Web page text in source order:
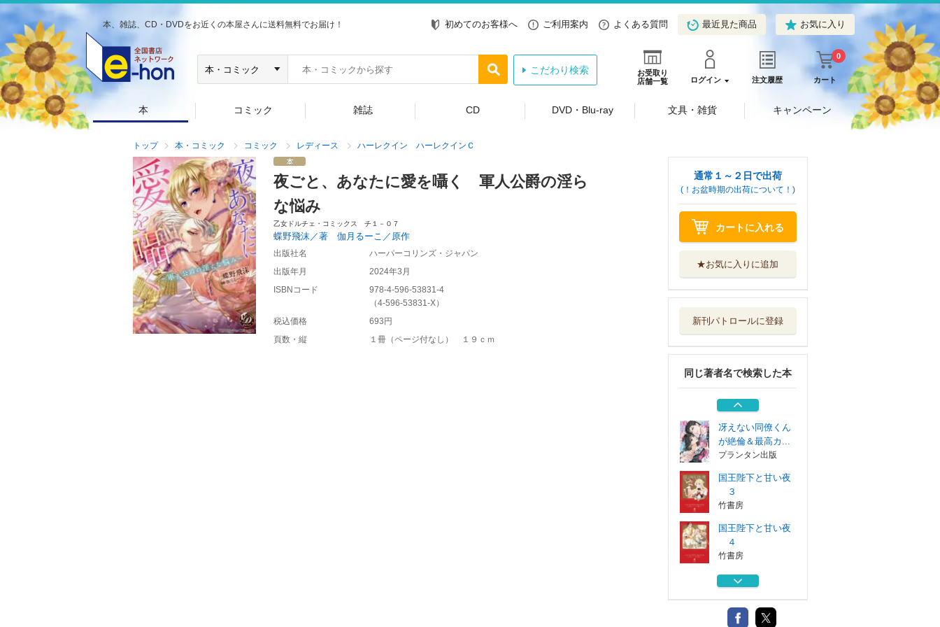
本、雑誌、CD・DVDをお近くの本屋さんに送料無料でお届け！ 初めてのお客様へ ご利用案内 よくある質問 最近見た商品 お気に入り
お受取り
店舗一覧
ログイン 注文履歴 カート
0
こだわり検索
本 コミック 雑誌 CD DVD・Blu-ray 文具・雑貨 キャンペーン
トップ 本・コミック コミック レディース ハーレクイン ハーレクインＣ
夜ごと、あなたに愛を囁く 軍人公爵の淫ら
な悩み
乙女ドルチェ・コミックス チ１－０７
蝶野飛沫／著 伽月るーこ／原作
出版社名
ハーパーコリンズ・ジャパン
出版年月
2024年3月
ISBNコード
978-4-596-53831-4
（4-596-53831-X）
税込価格
693円
頁数・縦
１冊（ページ付なし） １９ｃｍ
通常１～２日で出荷
(！お盆時期の出荷について！)
カートに入れる
★お気に入りに追加
新刊パトロールに登録
同じ著者名で検索した本
国王陛下と甘い夜
４
殿下、謝りますか
ＫＡＤＯＫＡＷＡ
国王陛下と甘い夜
２
竹書房
冴えない同僚くん
が絶倫＆最高カ...
プランタン出版
国王陛下と甘い夜
３
竹書房
国王陛下と甘い夜
４
竹書房
殿下、謝りますか
ＫＡＤＯＫＡＷＡ